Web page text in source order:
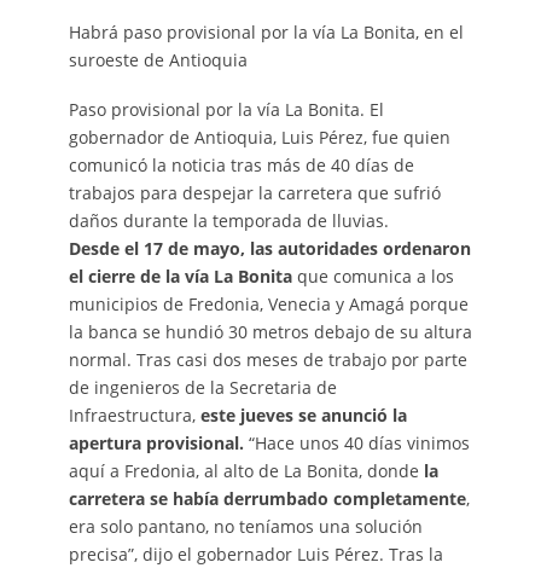
Habrá paso provisional por la vía La Bonita, en el
suroeste de Antioquia
Paso provisional por la vía La Bonita. El
gobernador de Antioquia, Luis Pérez, fue quien
comunicó la noticia tras más de 40 días de
trabajos para despejar la carretera que sufrió
daños durante la temporada de lluvias.
Desde el 17 de mayo, las autoridades ordenaron
el cierre de la vía La Bonita que comunica a los
municipios de Fredonia, Venecia y Amagá porque
la banca se hundió 30 metros debajo de su altura
normal. Tras casi dos meses de trabajo por parte
de ingenieros de la Secretaria de
Infraestructura, este jueves se anunció la
apertura provisional. “Hace unos 40 días vinimos
aquí a Fredonia, al alto de La Bonita, donde la
carretera se había derrumbado completamente,
era solo pantano, no teníamos una solución
precisa”, dijo el gobernador Luis Pérez. Tras la